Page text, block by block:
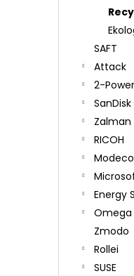
SAFT
Attack
2-
SanDisk
Zalman
RICOH
Energy
Omega
Zmodo
Rollei
SUSE